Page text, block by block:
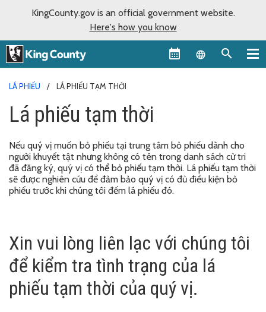
KingCounty.gov is an official government website.
Here's how you know
Language
LÁ PHIẾU LÁ PHIẾU TẠM THỜI
Lá phiếu tạm thời
Nếu quý vị muốn bỏ phiếu tại trung tâm bỏ phiếu dành cho
người khuyết tật nhưng không có tên trong danh sách cử tri
đã đăng ký, quý vị có thể bỏ phiếu tạm thời. Lá phiếu tạm thời
sẽ được nghiên cứu để đảm bảo quý vị có đủ điều kiện bỏ
phiếu trước khi chúng tôi đếm lá phiếu đó.
Xin vui lòng liên lạc với chúng tôi
để kiểm tra tình trạng của lá
phiếu tạm thời của quý vị.